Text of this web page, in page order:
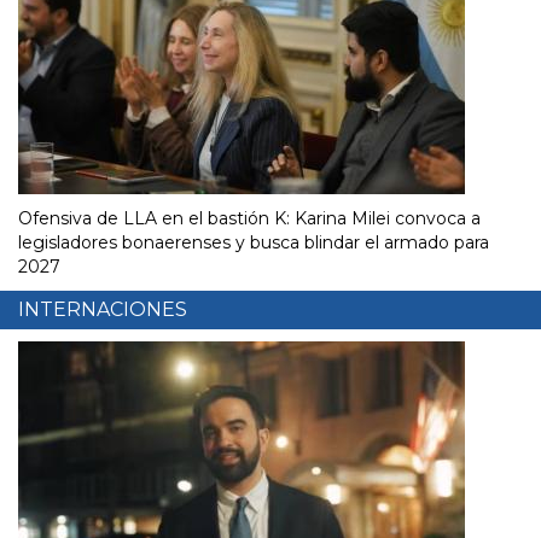
Ofensiva de LLA en el bastión K: Karina Milei convoca a
legisladores bonaerenses y busca blindar el armado para
2027
INTERNACIONES